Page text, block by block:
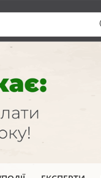
форма